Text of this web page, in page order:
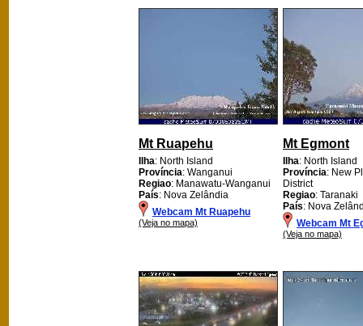
Mt Ruapehu
Ilha: North Island
Província: Wanganui
Regiao: Manawatu-Wanganui
País: Nova Zelândia
Webcam Mt Ruapehu
(Veja no mapa)
Mt Egmont
Ilha: North Island
Província: New
District
Regiao: Taranaki
País: Nova
Webcam Mt
(Veja no mapa)